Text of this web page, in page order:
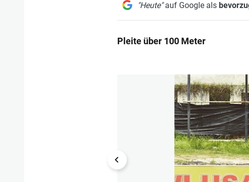
"Heute"auf Google als
Pleite über 100 Meter